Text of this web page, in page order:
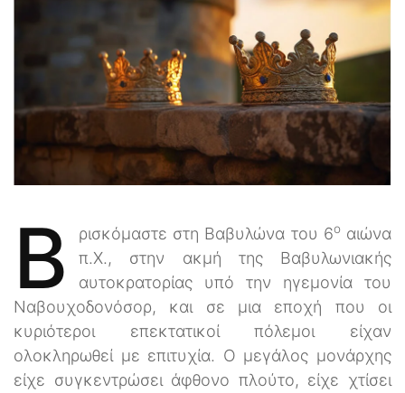
Β ρισκόμαστε στη Βαβυλώνα του 6οαιώνα
π.Χ., στην ακμή της Βαβυλωνιακής
αυτοκρατορίας υπό την ηγεμονία του
Ναβουχοδονόσορ, και σε μια εποχή που οι
κυριότεροι επεκτατικοί πόλεμοι είχαν
ολοκληρωθεί με επιτυχία. Ο μεγάλος μονάρχης
είχε συγκεντρώσει άφθονο πλούτο, είχε χτίσει